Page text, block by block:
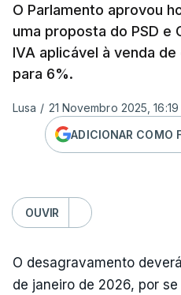
O Parlamento aprovou
uma proposta do PSD e
IVA aplicável à venda
para 6%.
Lusa / 21 Novembro 2025, 16:19
ADICIONAR COMO
OUVIR
O desagravamento
de janeiro de 2026, por